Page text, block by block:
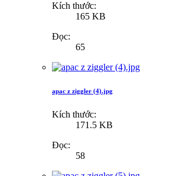
Kích thước:
165 KB
Đọc:
65
apac z ziggler (4).jpg
Kích thước:
171.5 KB
Đọc:
58